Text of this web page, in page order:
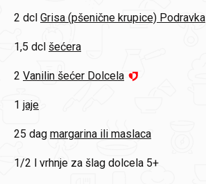
2 dcl Grisa (pšenične krupice) Podravka
1,5 dcl šećera
2 Vanilin šećer Dolcela
1 jaje
25 dag margarina ili maslaca
1/2 l vrhnje za šlag dolcela 5+